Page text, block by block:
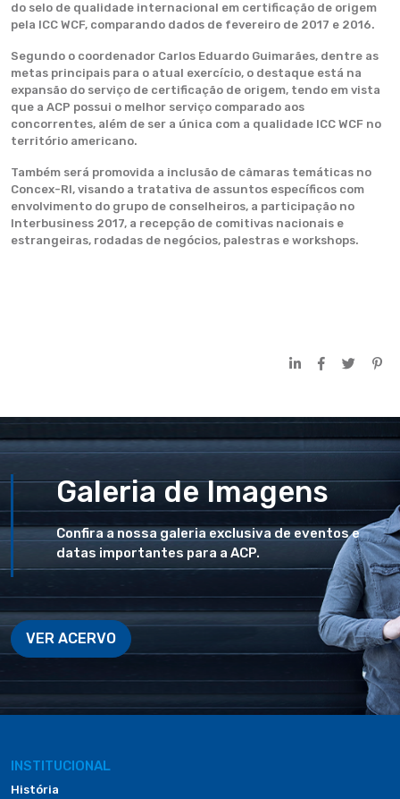
do selo de qualidade internacional em certificação de origem
pela ICC WCF, comparando dados de fevereiro de 2017 e 2016.
Segundo o coordenador Carlos Eduardo Guimarães, dentre as
metas principais para o atual exercício, o destaque está na
expansão do serviço de certificação de origem, tendo em vista
que a ACP possui o melhor serviço comparado aos
concorrentes, além de ser a única com a qualidade ICC WCF no
território americano.
Também será promovida a inclusão de câmaras temáticas no
Concex-RI, visando a tratativa de assuntos específicos com
envolvimento do grupo de conselheiros, a participação no
Interbusiness 2017, a recepção de comitivas nacionais e
estrangeiras, rodadas de negócios, palestras e workshops.
Galeria de Imagens
Confira a nossa galeria exclusiva de eventos e
datas importantes para a ACP.
VER ACERVO
INSTITUCIONAL
História